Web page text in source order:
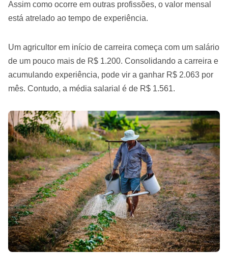
Assim como ocorre em outras profissões, o valor mensal
está atrelado ao tempo de experiência.
Um agricultor em início de carreira começa com um salário
de um pouco mais de R$ 1.200. Consolidando a carreira e
acumulando experiência, pode vir a ganhar R$ 2.063 por
mês. Contudo, a média salarial é de R$ 1.561.